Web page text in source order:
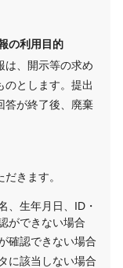
の利用目的
は、開示等の求め
のとします。提出
答が終了後、廃棄
きます。
、生年月日、ID・
ができない場合
確認できない場合
に該当しない場合